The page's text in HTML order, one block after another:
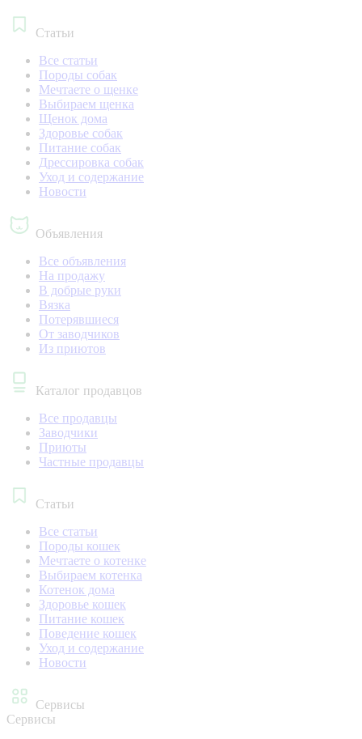
Статьи
Все статьи
Породы собак
Мечтаете о щенке
Выбираем щенка
Щенок дома
Здоровье собак
Питание собак
Дрессировка собак
Уход и содержание
Новости
Объявления
Все объявления
На продажу
В добрые руки
Вязка
Потерявшиеся
От заводчиков
Из приютов
Каталог продавцов
Все продавцы
Заводчики
Приюты
Частные продавцы
Статьи
Все статьи
Породы кошек
Мечтаете о котенке
Выбираем котенка
Котенок дома
Здоровье кошек
Питание кошек
Поведение кошек
Уход и содержание
Новости
Сервисы
Сервисы